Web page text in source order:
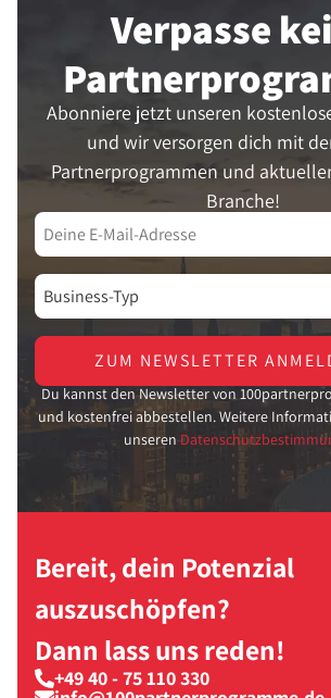
Verpasse
Abonniere jetzt unseren
und wir versorgen dich mit
Partnerprogrammen und
Branche!
ZUM NEWSLETTER
Du kannst den Newsletter von
und kostenfrei abbestellen. Weitere
unseren
Bereit, dein Potenzial
auszuschöpfen?
Dann lass uns reden!
+49 40 - 75 110 330